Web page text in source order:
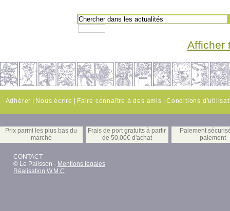
Afficher
Adhérer Nous écrire Faire connaître à des amis Conditions
Prix parmi les plus bas du
marché
Frais de port gratuits à partir
de 50,00€ d'achat
Paiement
paiement
CONTACT
© Le Palisson - Mentions légales
Réalisation W.M.C